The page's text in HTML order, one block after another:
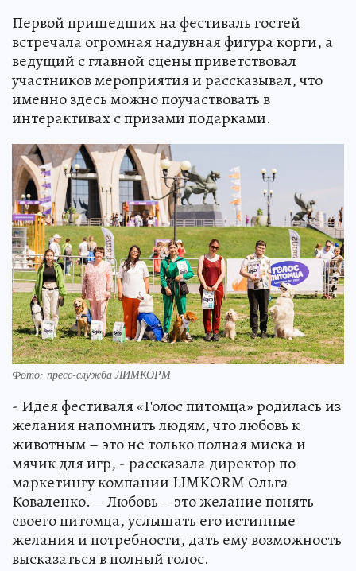
Первой пришедших на фестиваль гостей
встречала огромная надувная фигура корги, а
ведущий с главной сцены приветствовал
участников мероприятия и рассказывал, что
именно здесь можно поучаствовать в
интерактивах с призами подарками.
Фото: пресс-служба ЛИМКОРМ
- Идея фестиваля «Голос питомца» родилась из
желания напомнить людям, что любовь к
животным – это не только полная миска и
мячик для игр, - рассказала директор по
маркетингу компании LIMKORM Ольга
Коваленко. – Любовь – это желание понять
своего питомца, услышать его истинные
желания и потребности, дать ему возможность
высказаться в полный голос.